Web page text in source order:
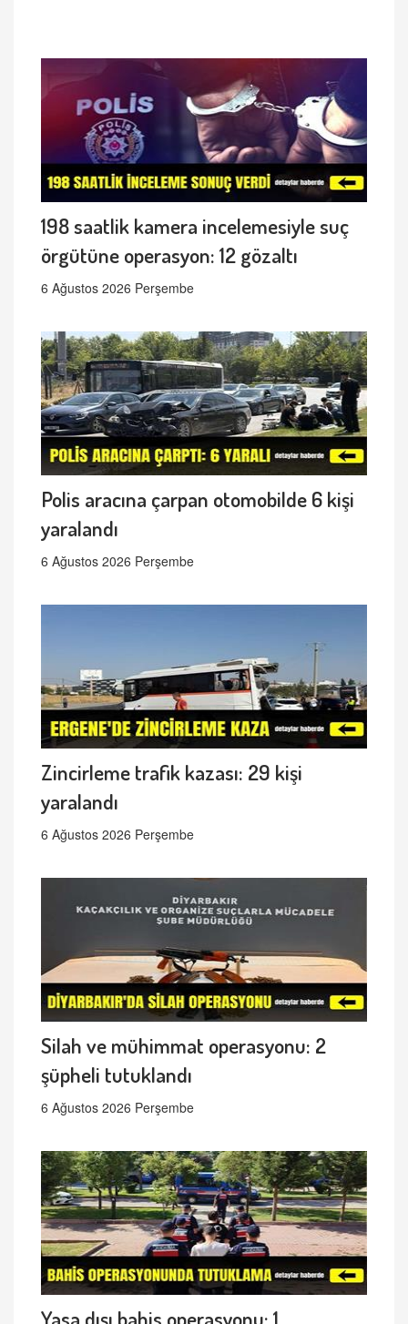
198 saatlik kamera incelemesiyle suç
örgütüne operasyon: 12 gözaltı
6 Ağustos 2026 Perşembe
Polis aracına çarpan otomobilde 6 kişi
yaralandı
6 Ağustos 2026 Perşembe
Zincirleme trafik kazası: 29 kişi
yaralandı
6 Ağustos 2026 Perşembe
Silah ve mühimmat operasyonu: 2
şüpheli tutuklandı
6 Ağustos 2026 Perşembe
Yasa dışı bahis operasyonu: 1